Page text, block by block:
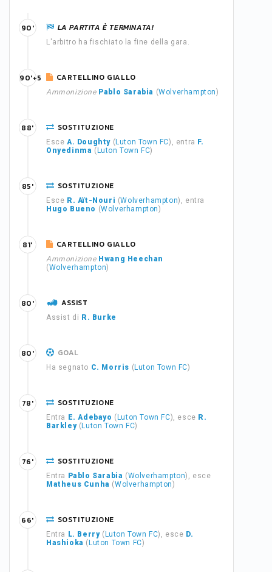
LA PARTITA È TERMINATA!
L'arbitro ha fischiato la fine della gara.
90'
CARTELLINO GIALLO
Ammonizione Pablo Sarabia (Wolverhampton)
90'+5
SOSTITUZIONE
Esce A. Doughty ( Luton Town FC), entra F.
Onyedinma ( Luton Town FC)
88'
SOSTITUZIONE
Esce R. Aït-Nouri (Wolverhampton), entra
Hugo Bueno (Wolverhampton)
85'
CARTELLINO GIALLO
Ammonizione Hwang Heechan
(Wolverhampton)
81'
ASSIST
Assist di R. Burke
80'
GOAL
Ha segnato C. Morris ( Luton Town FC)
80'
SOSTITUZIONE
Entra E. Adebayo ( Luton Town FC), esce R.
Barkley( Luton Town FC)
78'
SOSTITUZIONE
Entra Pablo Sarabia (Wolverhampton), esce
Matheus Cunha (Wolverhampton)
76'
SOSTITUZIONE
Entra L. Berry( Luton Town FC), esce D.
Hashioka ( Luton Town FC)
66'